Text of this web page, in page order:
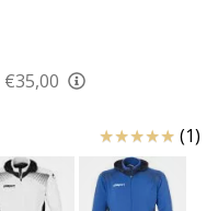
€35,00
Κριτικές (1)